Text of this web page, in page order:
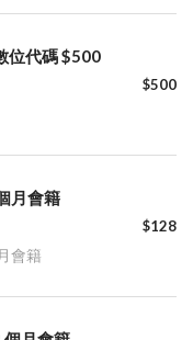
位代碼 $500
$500
月會籍
$128
會籍